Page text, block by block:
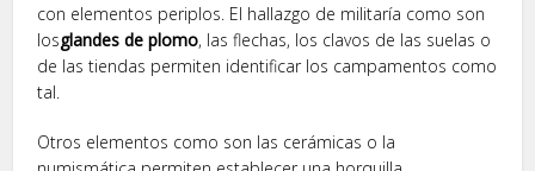
con elementos periplos. El hallazgo de militaría como son
losglandes de plomo, las flechas, los clavos de las suelas o
de las tiendas permiten identificar los campamentos como
tal.
Otros elementos como son las cerámicas o la